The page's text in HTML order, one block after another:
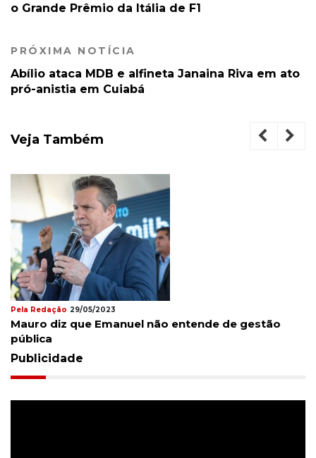
o Grande Prêmio da Itália de F1
PRÓXIMA NOTÍCIA
Abílio ataca MDB e alfineta Janaina Riva em ato
pró-anistia em Cuiabá
Veja Também
Pela Redação 29/05/2023
Mauro diz que Emanuel não entende de gestão
pública
Publicidade